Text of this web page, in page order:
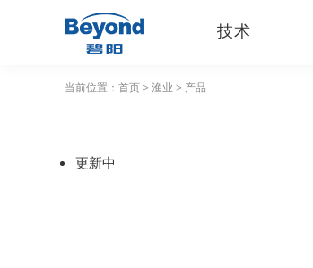
技术
当前位置： 首页> 渔业 > 产品
更新中